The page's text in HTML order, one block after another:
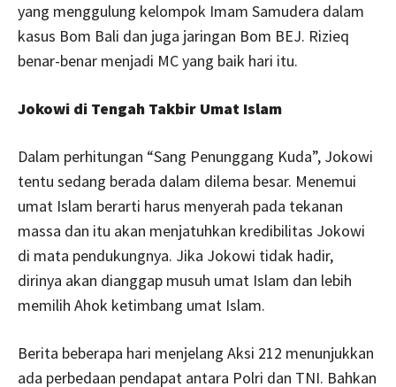
yang menggulung kelompok Imam Samudera dalam
kasus Bom Bali dan juga jaringan Bom BEJ. Rizieq
benar-benar menjadi MC yang baik hari itu.
Jokowi di Tengah Takbir Umat Islam
Dalam perhitungan “Sang Penunggang Kuda”, Jokowi
tentu sedang berada dalam dilema besar. Menemui
umat Islam berarti harus menyerah pada tekanan
massa dan itu akan menjatuhkan kredibilitas Jokowi
di mata pendukungnya. Jika Jokowi tidak hadir,
dirinya akan dianggap musuh umat Islam dan lebih
memilih Ahok ketimbang umat Islam.
Berita beberapa hari menjelang Aksi 212 menunjukkan
ada perbedaan pendapat antara Polri dan TNI. Bahkan